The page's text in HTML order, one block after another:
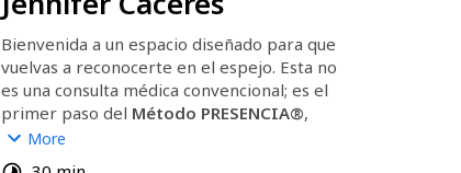
Bienvenida a un espacio diseñado para que
vuelvas a reconocerte en el espejo. Esta no
es una consulta médica convencional; es el
primer paso del Método PRESENCIA®,
donde analizaremos cómo alinear tu imagen
exterior con la mujer que sos hoy.
More